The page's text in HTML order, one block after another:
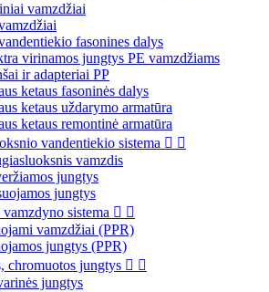
vamzdžiai
fasonines dalys
virinamos jungtys PE vamzdžiams
ir adapteriai PP
ketaus fasoninės dalys
ketaus uždarymo armatūra
ketaus remontinė armatūra
vandentiekio sistema  
vamzdis
jungtys
jungtys
sistema  
vamzdžiai (PPR)
jungtys (PPR)
chromuotos jungtys  
jungtys